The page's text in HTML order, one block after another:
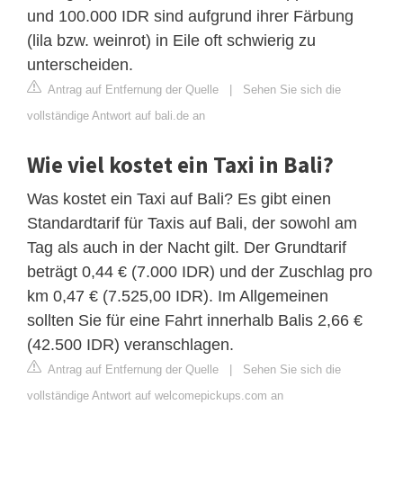
und 100.000 IDR sind aufgrund ihrer Färbung
(lila bzw. weinrot) in Eile oft schwierig zu
unterscheiden.
Antrag auf Entfernung der Quelle | Sehen Sie sich die
vollständige Antwort auf bali.de an
Wie viel kostet ein Taxi in Bali?
Was kostet ein Taxi auf Bali? Es gibt einen
Standardtarif für Taxis auf Bali, der sowohl am
Tag als auch in der Nacht gilt. Der Grundtarif
beträgt 0,44 € (7.000 IDR) und der Zuschlag pro
km 0,47 € (7.525,00 IDR). Im Allgemeinen
sollten Sie für eine Fahrt innerhalb Balis 2,66 €
(42.500 IDR) veranschlagen.
Antrag auf Entfernung der Quelle | Sehen Sie sich die
vollständige Antwort auf welcomepickups.com an